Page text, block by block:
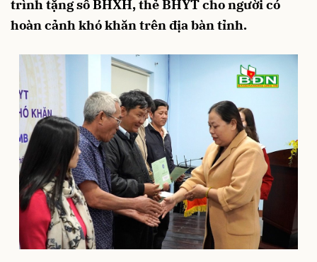
trình tặng sổ BHXH, thẻ BHYT cho người có
hoàn cảnh khó khăn trên địa bàn tỉnh.